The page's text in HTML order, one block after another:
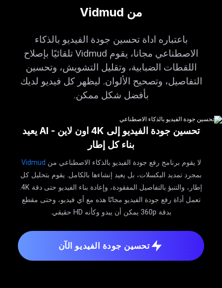
من Vidmud
باعتباره اداة تحسين جودة الفيديو بالذكاء
الاصطناعي مجانا، يقوم Vidmud تلقائيًا بإصلاح
اللقطات الضبابية، وتقليل التشويش، وتحسين
التفاصيل، وتصحيح الألوان. ليظهر كل فيديو لديك
بأفضل شكل ممكن.
تحسين جودة الفيديو إلى 4K اون لاين - AI يعيد
بناء كل إطار
لا يقوم برنامج رفع جودة الفيديو بالذكاء الاصطناعي من Vidmud
بمجرد تمديد البكسلات، بل يعيد إنشاءها بالكامل. يقوم بتحليل كل
إطار، والتنبؤ بالتفاصيل المفقودة، وإعادة بناء الفيديو حتى دقة 4K.
تعمل أداة رفع جودة الفيديو مجانًا هذه مع أي فيديو، وحتى مقطع
بدقة 360p يمكن أن يبدو وكأنه HD حقيقي.
تحسين جودة الفيديو الآن